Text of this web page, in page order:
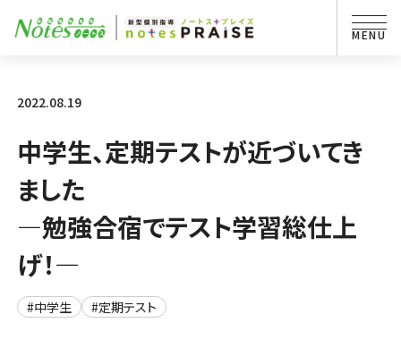
2022.08.19
中学生、定期テストが近づいてき
ました
―勉強合宿でテスト学習総仕上
げ！―
#中学生 #定期テスト